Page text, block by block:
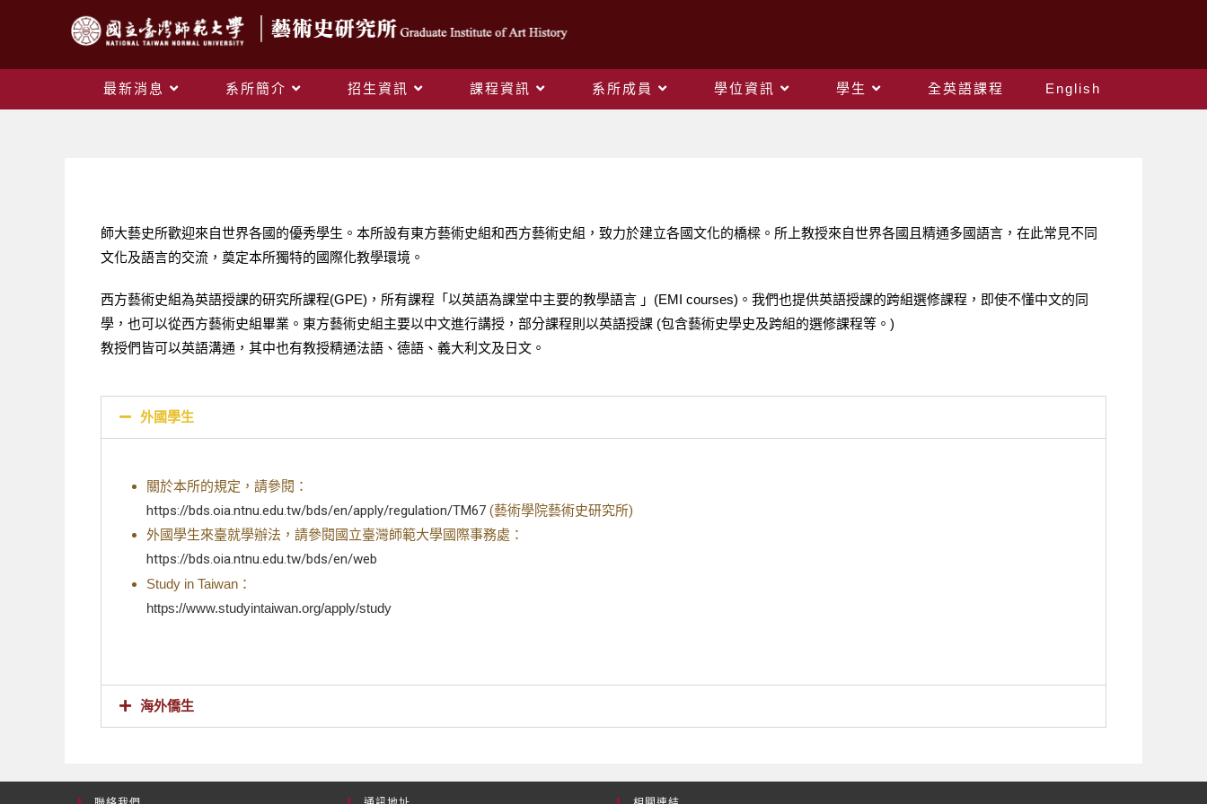
最新消息 系所簡介 招生資訊 課程資訊 系所成員 學位資訊 學生 全英語課程 English
師大藝史所歡迎來自世界各國的優秀學生。本所設有東方藝術史組和西方藝術史組，致力於建立各國文化的橋樑。所上教授來自世界各國且精通多國語言，在此常見不同
文化及語言的交流，奠定本所獨特的國際化教學環境。
西方藝術史組為英語授課的研究所課程(GPE)，所有課程「以英語為課堂中主要的教學語言 」(EMI courses)。我們也提供英語授課的跨組選修課程，即使不懂中文的同
學，也可以從西方藝術史組畢業。東方藝術史組主要以中文進行講授，部分課程則以英語授課 (包含藝術史學史及跨組的選修課程等。)
教授們皆可以英語溝通，其中也有教授精通法語、德語、義大利文及日文。
外國學生
關於本所的規定，請參閱：
https://bds.oia.ntnu.edu.tw/bds/en/apply/regulation/TM67 (藝術學院藝術史研究所)
外國學生來臺就學辦法，請參閱國立臺灣師範大學國際事務處：
https://bds.oia.ntnu.edu.tw/bds/en/web
Study in Taiwan：
https://www.studyintaiwan.org/apply/study
海外僑生